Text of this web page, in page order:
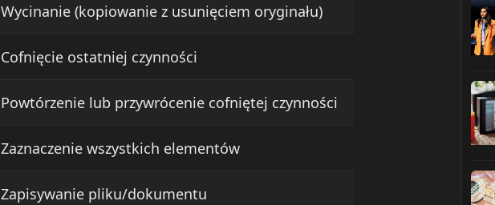
Wycinanie (kopiowanie z usunięciem oryginału)
Cofnięcie ostatniej czynności
Powtórzenie lub przywrócenie cofniętej czynności
Zaznaczenie wszystkich elementów
Zapisywanie pliku/dokumentu